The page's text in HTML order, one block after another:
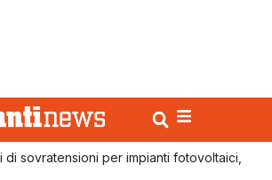
di sovratensioni per impianti fotovoltaici,